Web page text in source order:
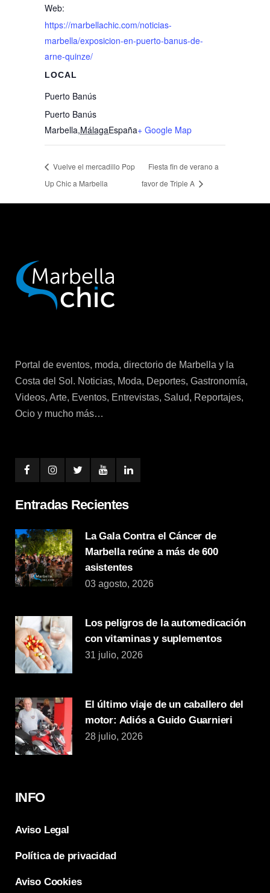
Web:
https://marbellachic.com/noticias-
marbella/exposicion-en-puerto-banus-de-
arne-quinze/
LOCAL
Puerto Banús
Puerto Banús
Marbella,MálagaEspaña+ Google Map
Vuelve el mercadillo Pop
Up Chic a Marbella
Fiesta fin de verano a
favor de Triple A
Portal de eventos, moda, directorio de Marbella y la
Costa del Sol. Noticias, Moda, Deportes, Gastronomía,
Videos, Arte, Eventos, Entrevistas, Salud, Reportajes,
Ocio y mucho más…
Entradas Recientes
La Gala Contra el Cáncer de
Marbella reúne a más de 600
asistentes
03 agosto, 2026
Los peligros de la automedicación
con vitaminas y suplementos
31 julio, 2026
El último viaje de un caballero del
motor: Adiós a Guido Guarnieri
28 julio, 2026
INFO
Aviso Legal
Política de privacidad
Aviso Cookies